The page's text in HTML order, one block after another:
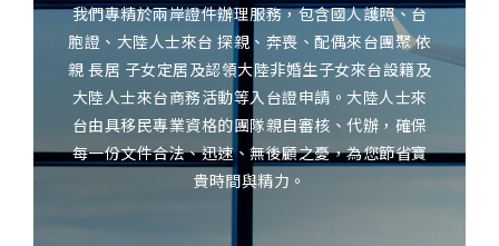
我們專精於兩岸證件辦理服務，包含國人護照、台
胞證、大陸人士來台 探親、奔喪、配偶來台團聚 依
親 長居 子女定居及認領大陸非婚生子女來台設籍及
大陸人士來台商務活動等入台證申請。大陸人士來
台由具移民專業資格的團隊親自審核、代辦，確保
每一份文件合法、迅速、無後顧之憂，為您節省寶
貴時間與精力。